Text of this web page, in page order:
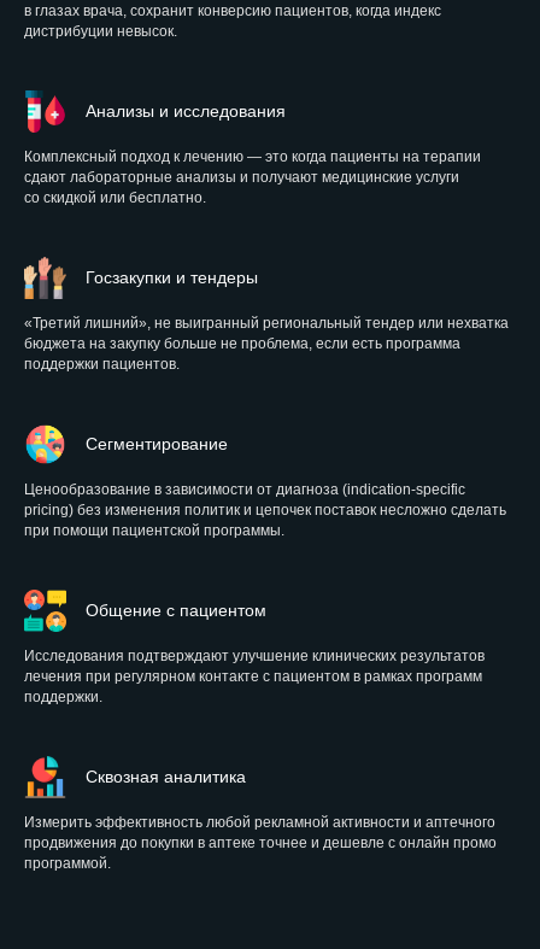
в глазах врача, сохранит конверсию пациентов, когда индекс
дистрибуции невысок.
Анализы и исследования
Комплексный подход к лечению — это когда пациенты на терапии
сдают лабораторные анализы и получают медицинские услуги
со скидкой или бесплатно.
Госзакупки и тендеры
«Третий лишний», не выигранный региональный тендер или нехватка
бюджета на закупку больше не проблема, если есть программа
поддержки пациентов.
Сегментирование
Ценообразование в зависимости от диагноза (indication-specific
pricing) без изменения политик и цепочек поставок несложно сделать
при помощи пациентской программы.
Общение с пациентом
Исследования подтверждают улучшение клинических результатов
лечения при регулярном контакте с пациентом в рамках программ
поддержки.
Сквозная аналитика
Измерить эффективность любой рекламной активности и аптечного
продвижения до покупки в аптеке точнее и дешевле с онлайн промо
программой.